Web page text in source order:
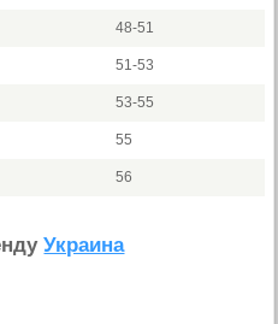
48-51
51-53
53-55
55
56
Украина